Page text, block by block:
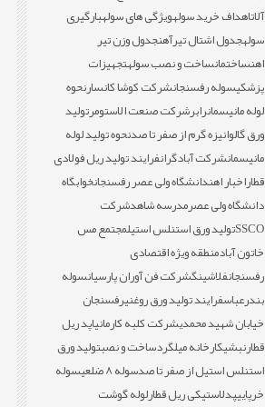
آلاتاهداف خرید سولهویژگی های سولهبارگیری
سولهجدول اشتال تیرآهنجدول وزن تیر
اهنساختمانساخت و نصب سولهتجهیزات
پزشکیسوله رفسنجانشرکت کوشا کانسارنحوه
لوله مانیسمانرابرشرکت صنعت الاستومرتولید
ورق گالوانیزه گرم از صفر تا صدنحوه تولید لوله
مانیسمانشرکت آبادگرانفرایند تولید ریل فولادی
قطاراخبار اهندانشگاه ولی عصر رفسنجانخوابگاه
دانشگاه ولی عصرمدرسه شاهدشرکت
SSCOتولید ورق استنلس استیلمجتمع مس
خاتون آبادمنطقه ویژه اقتصادی
رفسنجانفلاشینگشرکت فن آوران پارسیانسوله
بندرعباسفرایند تولید ورق روغنیرفسنجان
خیابان شهید محمدیشرکت کلبه کارمانیاپد ریل
قطارنبشیکارخانه میلگردساخت و نصبتولید ورق
استنلس استیل از صفر تا صدسوله 8 ضلعی
سوله
خرپاییپدلاستیکی ریل قطارلوله گوشت